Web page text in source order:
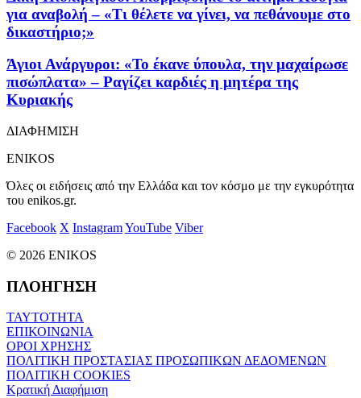
για αναβολή – «Τι θέλετε να γίνει, να πεθάνουμε στο
δικαστήριο;»
Άγιοι Ανάργυροι: «Το έκανε ύπουλα, την μαχαίρωσε
πισώπλατα» – Ραγίζει καρδιές η μητέρα της
Κυριακής
ΔΙΑΦΗΜΙΣΗ
ENIKOS
Όλες οι ειδήσεις από την Ελλάδα και τον κόσμο με την εγκυρότητα
του enikos.gr.
Facebook X InstagramYouTube Viber
© 2026 ENIKOS
ΠΛΟΗΓΗΣΗ
ΤΑΥΤΟΤΗΤΑ
ΕΠΙΚΟΙΝΩΝΙΑ
ΟΡΟΙ ΧΡΗΣΗΣ
ΠΟΛΙΤΙΚΗ ΠΡΟΣΤΑΣΙΑΣ ΠΡΟΣΩΠΙΚΩΝ ΔΕΔΟΜΕΝΩΝ
ΠΟΛΙΤΙΚΗ COOKIES
Κρατική Διαφήμιση